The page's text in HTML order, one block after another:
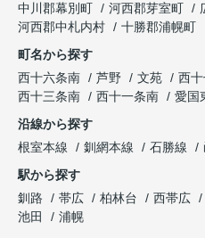
中川郡幕別町
河西郡芽室町
河西郡中札内村
十勝郡浦幌町
町名から探す
西十六条南
芦野 文苑 西
西十三条南
西十一条南 愛国
沿線から探す
根室本線
釧網本線 石勝線
駅から探す
釧路
帯広 柏林台 西帯広
池田
浦幌